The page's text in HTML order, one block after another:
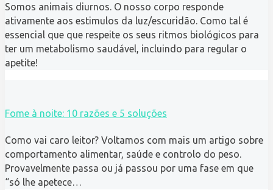
Somos animais diurnos. O nosso corpo responde
ativamente aos estimulos da luz/escuridão. Como tal é
essencial que que respeite os seus ritmos biológicos para
ter um metabolismo saudável, incluindo para regular o
apetite!
Fome à noite: 10 razões e 5 soluções
Como vai caro leitor? Voltamos com mais um artigo sobre
comportamento alimentar, saúde e controlo do peso.
Provavelmente passa ou já passou por uma fase em que
“só lhe apetece…